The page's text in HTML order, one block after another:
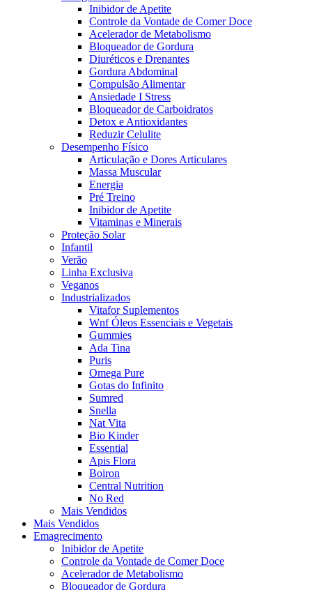
Inibidor de Apetite
Controle da Vontade de Comer Doce
Acelerador de Metabolismo
Bloqueador de Gordura
Diuréticos e Drenantes
Gordura Abdominal
Compulsão Alimentar
Ansiedade I Stress
Bloqueador de Carboidratos
Detox e Antioxidantes
Reduzir Celulite
Desempenho Físico
Articulação e Dores Articulares
Massa Muscular
Energia
Pré Treino
Inibidor de Apetite
Vitaminas e Minerais
Proteção Solar
Infantil
Verão
Linha Exclusiva
Veganos
Industrializados
Vitafor Suplementos
Wnf Óleos Essenciais e Vegetais
Gummies
Ada Tina
Puris
Omega Pure
Gotas do Infinito
Sumred
Snella
Nat Vita
Bio Kinder
Essential
Apis Flora
Boiron
Central Nutrition
No Red
Mais Vendidos
Mais Vendidos
Emagrecimento
Inibidor de Apetite
Controle da Vontade de Comer Doce
Acelerador de Metabolismo
Bloqueador de Gordura